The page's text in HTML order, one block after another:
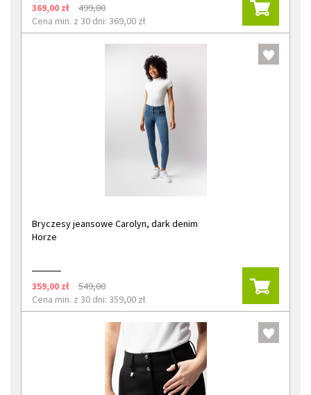
369,00 zł
499,00
Cena min. z 30 dni: 369,00 zł
Bryczesy jeansowe Carolyn, dark denim
Horze
359,00 zł
549,00
Cena min. z 30 dni: 359,00 zł